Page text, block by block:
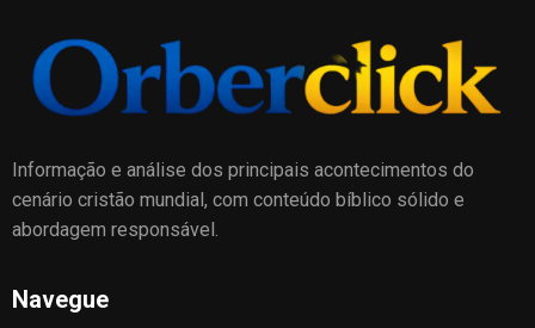
Informação e análise dos principais acontecimentos do
cenário cristão mundial, com conteúdo bíblico sólido e
abordagem responsável.
Navegue